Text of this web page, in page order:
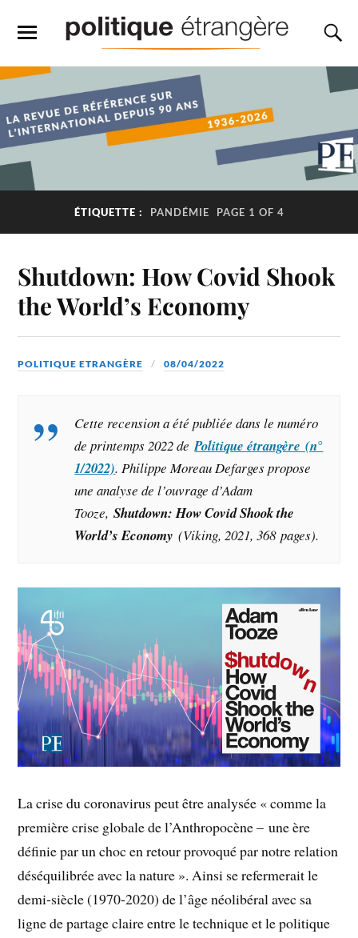
ÉTIQUETTE : PANDÉMIE PAGE 1 OF 4
Shutdown: How Covid Shook
the World’s Economy
POLITIQUE ETRANGÈRE 08/04/2022
Cette recension a été publiée dans le numéro
de printemps 2022 dePolitique étrangère (n°
1/2022). Philippe Moreau Defarges propose
une analyse de l’ouvrage d’Adam
Tooze,Shutdown: How Covid Shook the
World’s Economy (Viking, 2021, 368 pages).
La crise du coronavirus peut être analysée « comme la
première crise globale de l’Anthropocène – une ère
définie par un choc en retour provoqué par notre relation
déséquilibrée avec la nature ». Ainsi se refermerait le
demi-siècle (1970-2020) de l’âge néolibéral avec sa
ligne de partage claire entre le technique et le politique